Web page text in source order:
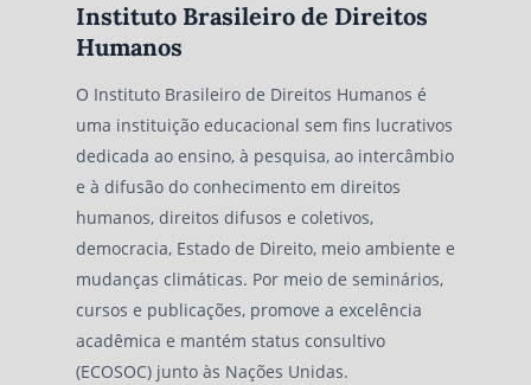
Instituto Brasileiro de Direitos
Humanos
O Instituto Brasileiro de Direitos Humanos é
uma instituição educacional sem fins lucrativos
dedicada ao ensino, à pesquisa, ao intercâmbio
e à difusão do conhecimento em direitos
humanos, direitos difusos e coletivos,
democracia, Estado de Direito, meio ambiente e
mudanças climáticas. Por meio de seminários,
cursos e publicações, promove a excelência
acadêmica e mantém status consultivo
(ECOSOC) junto às Nações Unidas.